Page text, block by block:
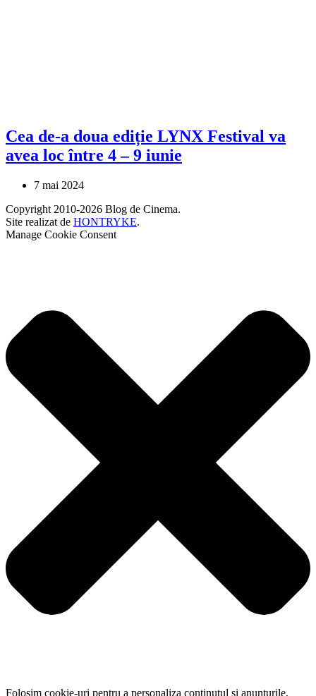
Cea de-a doua ediție LYNX Festival va
avea loc între 4 – 9 iunie
7 mai 2024
Copyright 2010-2026 Blog de Cinema.
Site realizat de HONTRYKE.
Manage Cookie Consent
Folosim cookie-uri pentru a personaliza conținutul și anunțurile,